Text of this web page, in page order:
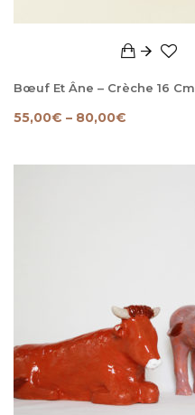
Bœuf Et Âne – Crèche 16 Cm
55,00€ – 80,00€